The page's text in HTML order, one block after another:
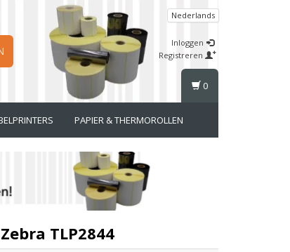
Nederlands
Inloggen
Registreren
PAPIER & THERMOROLLEN
0
TLP2844